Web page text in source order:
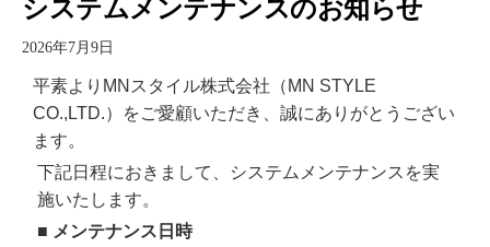
システムメンテナンスのお知らせ
2026年7月9日
平素よりMNスタイル株式会社（MN STYLE
CO.,LTD.）をご愛顧いただき、誠にありがとうござい
ます。
下記日程におきまして、システムメンテナンスを実
施いたします。
■ メンテナンス日時